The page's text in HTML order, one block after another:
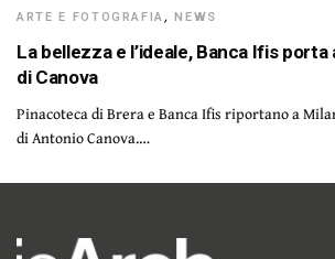
ARTE E FOTOGRAFIA,NEWS
La bellezza e l’ideale, Banca Ifis
di Canova
Pinacoteca di Brera e Banca Ifis riportano a
di Antonio Canova.…